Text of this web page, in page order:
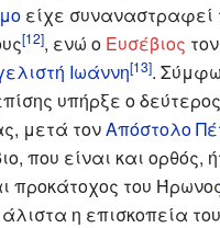
είχε συναναστραφεί
[12], ενώ ο Ευσέβιος
Ιωάννη[13].
υπήρξε ο
μετά τονΑπόστολο
που είναι και ορθός,
προκάτοχος του
η επισκοπεία